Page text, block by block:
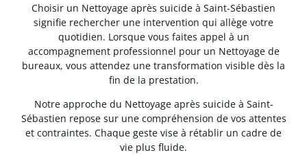
Choisir un Nettoyage après suicide à Saint-Sébastien
signifie rechercher une intervention qui allège votre
quotidien. Lorsque vous faites appel à un
accompagnement professionnel pour un Nettoyage de
bureaux, vous attendez une transformation visible dès la
fin de la prestation.
Notre approche du Nettoyage après suicide à Saint-
Sébastien repose sur une compréhension de vos attentes
et contraintes. Chaque geste vise à rétablir un cadre de
vie plus fluide.